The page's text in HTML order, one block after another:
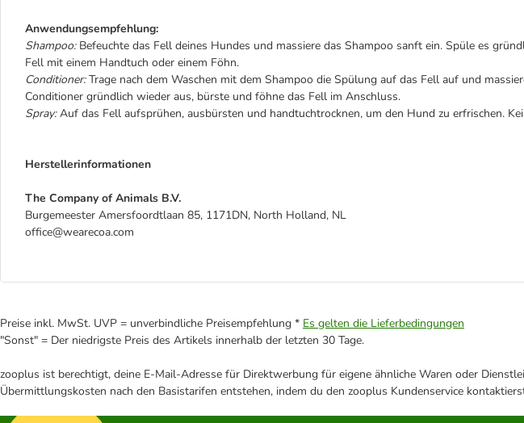
Anwendungsempfehlung:
Shampoo: Befeuchte das Fell deines Hundes und massiere das Shampoo sanft ein. Spüle es
Fell mit einem Handtuch oder einem Föhn.
Conditioner:Trage nach dem Waschen mit dem Shampoo die Spülung auf das Fell auf und
Conditioner gründlich wieder aus, bürste und föhne das Fell im Anschluss.
Spray:Auf das Fell aufsprühen, ausbürsten und handtuchtrocknen, um den Hund zu erfrischen.
Herstellerinformationen
The Company of Animals B.V.
Burgemeester Amersfoordtlaan 85, 1171DN, North Holland, NL
office@wearecoa.com
Preise inkl. MwSt. UVP = unverbindliche Preisempfehlung * Es gelten die Lieferbedingungen
"Sonst" = Der niedrigste Preis des Artikels innerhalb der letzten 30 Tage.
zooplus ist berechtigt, deine E-Mail-Adresse für Direktwerbung für eigene ähnliche Waren oder
Übermittlungskosten nach den Basistarifen entstehen, indem du den zooplus Kundenservice